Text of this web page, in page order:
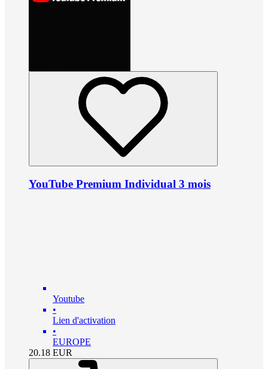
YouTube Premium Individual 3 mois
Youtube
•
Lien d'activation
•
EUROPE
20.18 EUR